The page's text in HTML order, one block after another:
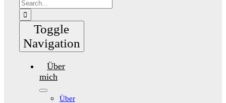
Toggle
Navigation
Über
mich
Über